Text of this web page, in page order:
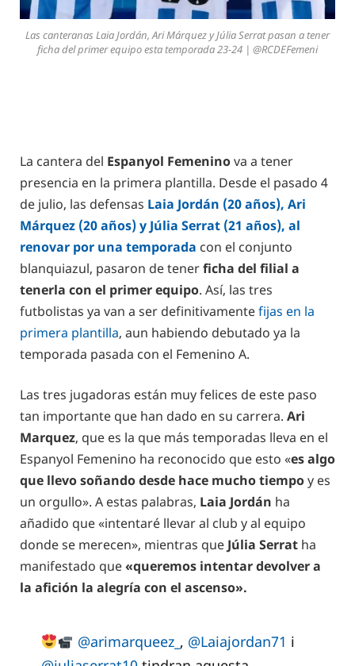
Las canteranas Laia Jordán, Ari Márquez y Júlia Serrat pasan a tener
ficha del primer equipo esta temporada 23-24 | @RCDEFemeni
La cantera del Espanyol Femeninova a tener
presencia en la primera plantilla. Desde el pasado 4
de julio, las defensas Laia Jordán (20 años), Ari
Márquez (20 años) y Júlia Serrat (21 años), al
renovar por una temporada con el conjunto
blanquiazul, pasaron de tenerficha del filial a
tenerla con el primer equipo. Así, las tres
futbolistas ya van a ser definitivamentefijas en la
primera plantilla, aun habiendo debutado ya la
temporada pasada con el Femenino A.
Las tres jugadoras están muy felices de este paso
tan importante que han dado en su carrera. Ari
Marquez, que es la que más temporadas lleva en el
Espanyol Femenino ha reconocido que esto «es algo
que llevo soñando desde hace mucho tiempoy es
un orgullo». A estas palabras, Laia Jordán ha
añadido que «intentaré llevar al club y al equipo
donde se merecen», mientras que Júlia Serrat ha
manifestado que«queremos intentar devolver a
la afición la alegría con el ascenso».
@arimarqueez_ , @Laiajordan71 i